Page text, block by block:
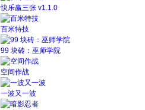
快乐赢三张 v1.1.0
百米特技
99 块砖：巫师学院
空间作战
一波又一波